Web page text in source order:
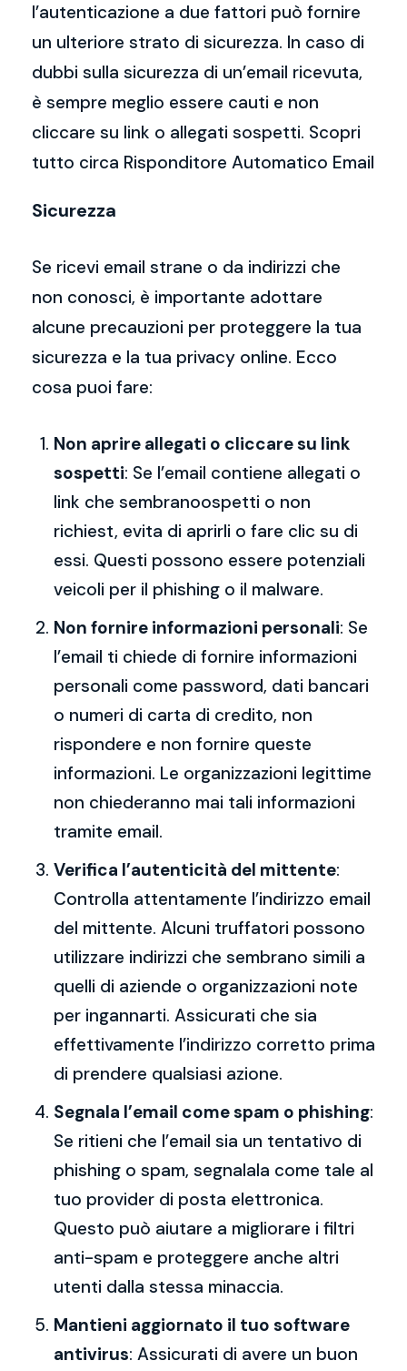
l’autenticazione a due fattori può fornire
un ulteriore strato di sicurezza. In caso di
dubbi sulla sicurezza di un’email ricevuta,
è sempre meglio essere cauti e non
cliccare su link o allegati sospetti. Scopri
tutto circa Risponditore Automatico Email
Sicurezza
Se ricevi email strane o da indirizzi che
non conosci, è importante adottare
alcune precauzioni per proteggere la tua
sicurezza e la tua privacy online. Ecco
cosa puoi fare:
Non aprire allegati o cliccare su link
sospetti: Se l’email contiene allegati o
link che sembranoospetti o non
richiest, evita di aprirli o fare clic su di
essi. Questi possono essere potenziali
veicoli per il phishing o il malware.
Non fornire informazioni personali: Se
l’email ti chiede di fornire informazioni
personali come password, dati bancari
o numeri di carta di credito, non
rispondere e non fornire queste
informazioni. Le organizzazioni legittime
non chiederanno mai tali informazioni
tramite email.
Verifica l’autenticità del mittente:
Controlla attentamente l’indirizzo email
del mittente. Alcuni truffatori possono
utilizzare indirizzi che sembrano simili a
quelli di aziende o organizzazioni note
per ingannarti. Assicurati che sia
effettivamente l’indirizzo corretto prima
di prendere qualsiasi azione.
Segnala l’email come spam o phishing:
Se ritieni che l’email sia un tentativo di
phishing o spam, segnalala come tale al
tuo provider di posta elettronica.
Questo può aiutare a migliorare i filtri
anti-spam e proteggere anche altri
utenti dalla stessa minaccia.
Mantieni aggiornato il tuo software
antivirus: Assicurati di avere un buon